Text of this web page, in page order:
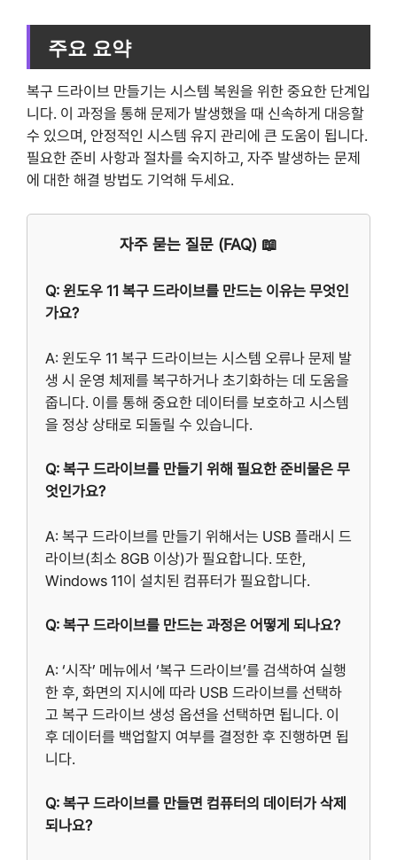
주요 요약
복구 드라이브 만들기는 시스템 복원을 위한 중요한 단계입
니다. 이 과정을 통해 문제가 발생했을 때 신속하게 대응할
수 있으며, 안정적인 시스템 유지 관리에 큰 도움이 됩니다.
필요한 준비 사항과 절차를 숙지하고, 자주 발생하는 문제
에 대한 해결 방법도 기억해 두세요.
자주 묻는 질문 (FAQ) 📖
Q: 윈도우 11 복구 드라이브를 만드는 이유는 무엇인
가요?
A: 윈도우 11 복구 드라이브는 시스템 오류나 문제 발
생 시 운영 체제를 복구하거나 초기화하는 데 도움을
줍니다. 이를 통해 중요한 데이터를 보호하고 시스템
을 정상 상태로 되돌릴 수 있습니다.
Q: 복구 드라이브를 만들기 위해 필요한 준비물은 무
엇인가요?
A: 복구 드라이브를 만들기 위해서는 USB 플래시 드
라이브(최소 8GB 이상)가 필요합니다. 또한,
Windows 11이 설치된 컴퓨터가 필요합니다.
Q: 복구 드라이브를 만드는 과정은 어떻게 되나요?
A: ‘시작’ 메뉴에서 ‘복구 드라이브’를 검색하여 실행
한 후, 화면의 지시에 따라 USB 드라이브를 선택하
고 복구 드라이브 생성 옵션을 선택하면 됩니다. 이
후 데이터를 백업할지 여부를 결정한 후 진행하면 됩
니다.
Q: 복구 드라이브를 만들면 컴퓨터의 데이터가 삭제
되나요?